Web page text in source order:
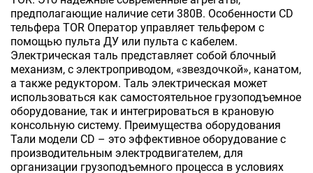
предполагающие наличие сети 380В. Особенности CD
тельфера TOR Оператор управляет тельфером с
помощью пульта ДУ или пульта с кабелем.
Электрическая таль представляет собой блочный
механизм, с электроприводом, «звездочкой», канатом,
а также редуктором. Таль электрическая может
использоваться как самостоятельное грузоподъемное
оборудование, так и интегрироваться в крановую
консольную систему. Преимущества оборудования
Тали модели CD – это эффективное оборудование с
производительным электродвигателем, для
организации грузоподъемного процесса в условиях